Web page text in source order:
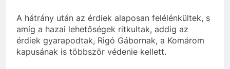
A hátrány után az érdiek alaposan felélénkültek, s
amíg a hazai lehetőségek ritkultak, addig az
érdiek gyarapodtak, Rigó Gábornak, a Komárom
kapusának is többször védenie kellett.